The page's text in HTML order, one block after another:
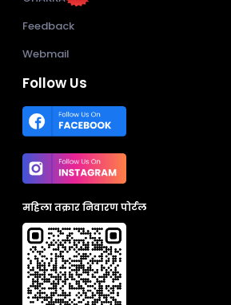
Feedback
Webmail
Follow Us
महिला तक्रार निवारण पोर्टल